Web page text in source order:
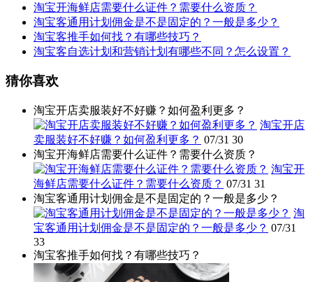
淘宝开海鲜店需要什么证件？需要什么资质？
淘宝客通用计划佣金是不是固定的？一般是多少？
淘宝客推手如何找？有哪些技巧？
淘宝客自选计划和营销计划有哪些不同？怎么设置？
猜你喜欢
淘宝开店卖服装好不好赚？如何盈利更多？
淘宝开店
卖服装好不好赚？如何盈利更多？ 07/31 30
淘宝开海鲜店需要什么证件？需要什么资质？
淘宝开
海鲜店需要什么证件？需要什么资质？ 07/31 31
淘宝客通用计划佣金是不是固定的？一般是多少？
淘
宝客通用计划佣金是不是固定的？一般是多少？ 07/31
33
淘宝客推手如何找？有哪些技巧？